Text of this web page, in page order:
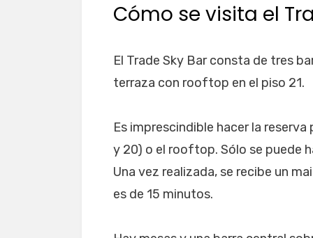
Cómo se visita el
El Trade Sky Bar consta de tres
terraza con rooftop en el piso 21.
Es imprescindible hacer la
y 20) o el rooftop. Sólo se puede
Una vez realizada, se recibe un
es de 15 minutos.